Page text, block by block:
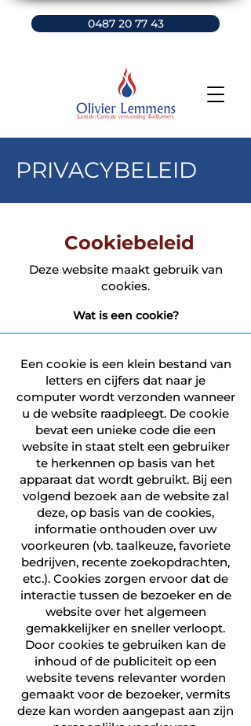
0487 20 77 43
PRIVACYBELEID
Cookiebeleid
Deze website maakt gebruik van
cookies.
Wat is een cookie?
Een cookie is een klein bestand van
letters en cijfers dat naar je
computer wordt verzonden wanneer
u de website raadpleegt. De cookie
bevat een unieke code die een
website in staat stelt een gebruiker
te herkennen op basis van het
apparaat dat wordt gebruikt. Bij een
volgend bezoek aan de website zal
deze, op basis van de cookies,
informatie onthouden over uw
voorkeuren (vb. taalkeuze, favoriete
bedrijven, recente zoekopdrachten,
etc.). Cookies zorgen ervoor dat de
interactie tussen de bezoeker en de
website over het algemeen
gemakkelijker en sneller verloopt.
Door cookies te gebruiken kan de
inhoud of de publiciteit op een
website tevens relevanter worden
gemaakt voor de bezoeker, vermits
deze kan worden aangepast aan zijn